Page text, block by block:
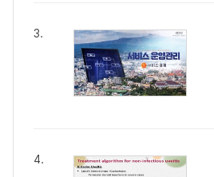
3.
4.